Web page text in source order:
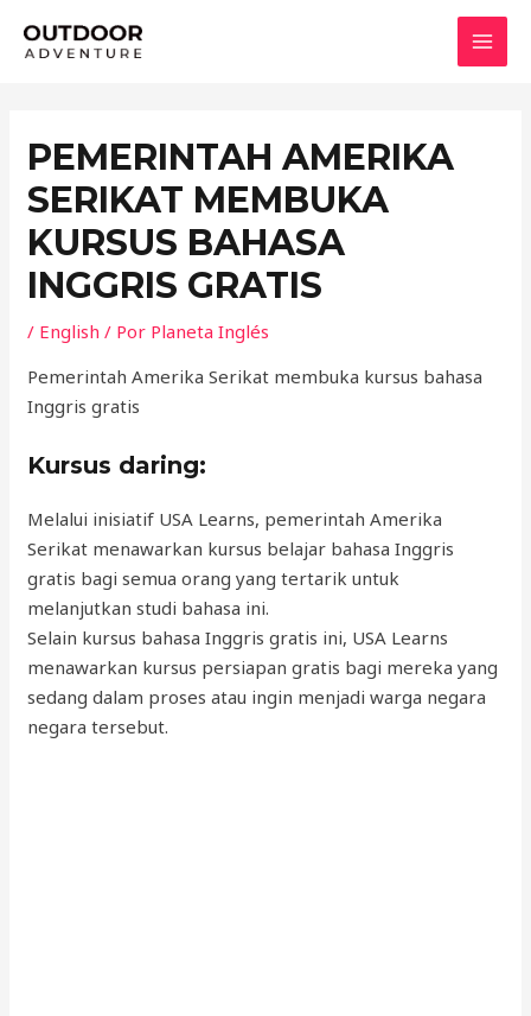
PEMERINTAH AMERIKA
SERIKAT MEMBUKA
KURSUS BAHASA
INGGRIS GRATIS
/ English / Por Planeta Inglés
Pemerintah Amerika Serikat membuka kursus bahasa
Inggris gratis
Kursus daring:
Melalui inisiatif USA Learns, pemerintah Amerika
Serikat menawarkan kursus belajar bahasa Inggris
gratis bagi semua orang yang tertarik untuk
melanjutkan studi bahasa ini.
Selain kursus bahasa Inggris gratis ini, USA Learns
menawarkan kursus persiapan gratis bagi mereka yang
sedang dalam proses atau ingin menjadi warga negara
negara tersebut.